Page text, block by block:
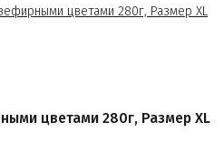
цветами 280г, Размер XL